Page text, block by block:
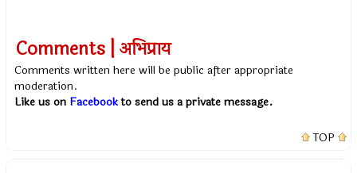
Comments | अभिप्राय
Comments written here will be public after appropriate
moderation.
Like us on Facebookto send us a private message.
TOP